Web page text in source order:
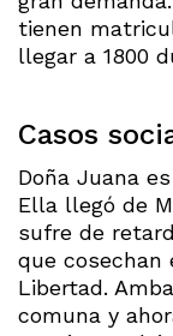
tienen
llegar a 1800
Casos
Doña Juana
Ella llegó de
sufre de
que cosechan
Libertad.
comuna y